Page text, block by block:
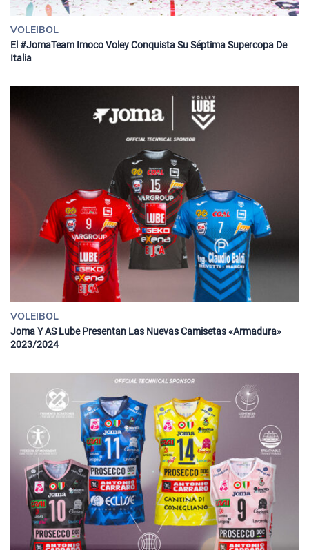
VOLEIBOL
El #JomaTeam Imoco Voley Conquista Su Séptima Supercopa De
Italia
VOLEIBOL
Joma Y AS Lube Presentan Las Nuevas Camisetas «armadura»
2023/2024